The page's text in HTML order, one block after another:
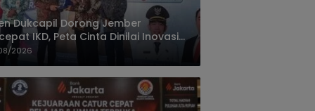
Dukcapil Dorong Jember
IKD, Peta Cinta Dinilai Inovasi
Terbaik
2026